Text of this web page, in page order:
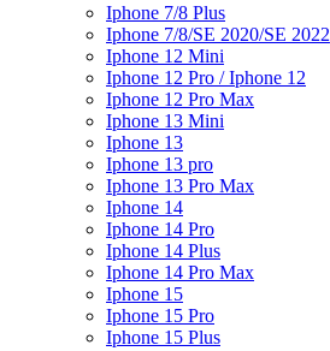
Iphone 7/8 Plus
Iphone 7/8/SE 2020/SE 2022
Iphone 12 Mini
Iphone 12 Pro / Iphone 12
Iphone 12 Pro Max
Iphone 13 Mini
Iphone 13
Iphone 13 pro
Iphone 13 Pro Max
Iphone 14
Iphone 14 Pro
Iphone 14 Plus
Iphone 14 Pro Max
Iphone 15
Iphone 15 Pro
Iphone 15 Plus